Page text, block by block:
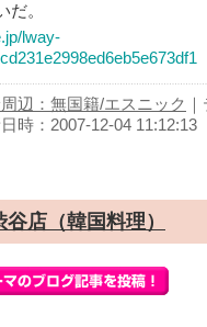
だ。
lway-
周辺：無国籍/エスニック
日時：2007-12-04 11:12:13
店（韓国料理）